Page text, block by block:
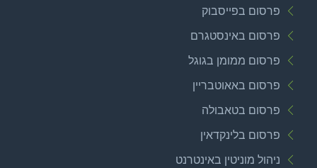
פרסום בפייסבוק
פרסום באינסטגרם
פרסום ממומן בגוגל
פרסום באאוטבריין
פרסום בטאבולה
פרסום בלינקדאין
ניהול מוניטין באינטרנט